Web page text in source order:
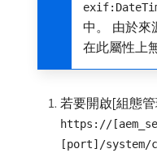
中。 由於來
在此屬性上
若要開啟[組態
https://
[port]/system/